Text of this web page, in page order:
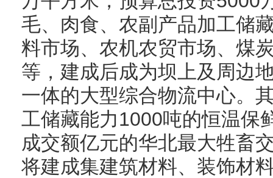
毛、肉食、农副产品加工储
料市场、农机农贸市场、煤
等，建成后成为坝上及周边
一体的大型综合物流中心。
工储藏能力1000吨的恒温保
成交额亿元的华北最大牲畜
将建成集建筑材料、装饰材